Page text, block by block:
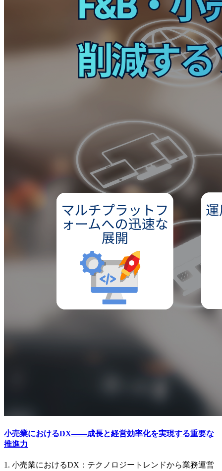
小売業におけるDX――成長と経営効率化を実現する重要な
推進力
1. 小売業におけるDX：テクノロジートレンドから業務運営